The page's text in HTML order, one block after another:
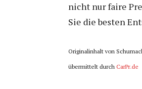
nicht nur faire
Sie die besten
Originalinhalt von
übermittelt durch CarPr.de